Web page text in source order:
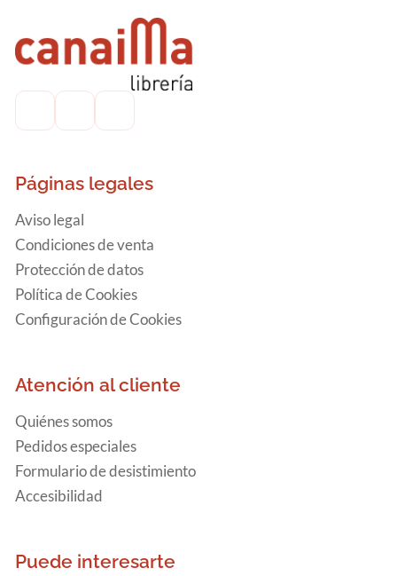
Páginas legales
Aviso legal
Condiciones de venta
Protección de datos
Política de Cookies
Configuración de Cookies
Atención al cliente
Quiénes somos
Pedidos especiales
Formulario de desistimiento
Accesibilidad
Puede interesarte